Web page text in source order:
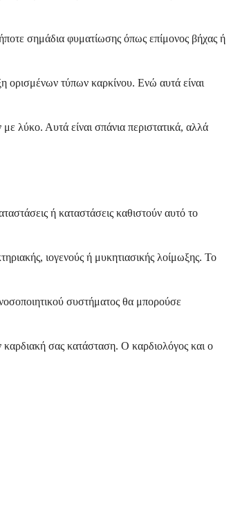
σημάδια φυματίωσης όπως επίμονος βήχας ή
ορισμένων τύπων καρκίνου. Ενώ αυτά είναι
λύκο. Αυτά είναι σπάνια περιστατικά, αλλά
ή καταστάσεις καθιστούν αυτό το
ιογενούς ή μυκητιασικής λοίμωξης. Το
συστήματος θα μπορούσε
σας κατάσταση. Ο καρδιολόγος και ο